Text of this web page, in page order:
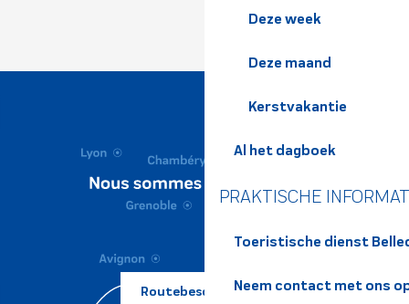
Deze week
Deze maand
Kerstvakantie
Al het dagboek
PRAKTISCHE
Toeristische dienst
Neem contact met ons
Routebeschrijving ?